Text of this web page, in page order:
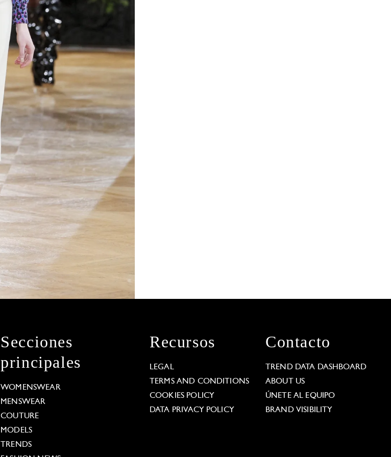
Secciones
principales
WOMENSWEAR
MENSWEAR
COUTURE
MODELS
TRENDS
Recursos
LEGAL
TERMS AND CONDITIONS
COOKIES POLICY
DATA PRIVACY POLICY
Contacto
TREND DATA DASHBOARD
ABOUT US
ÚNETE AL EQUIPO
BRAND VISIBILITY